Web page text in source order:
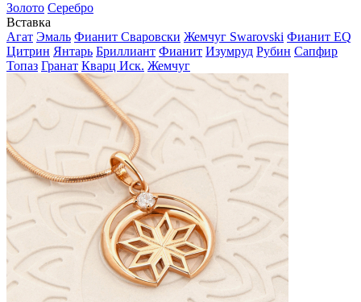
Золото Серебро
Вставка
Агат Эмаль Фианит Сваровски Жемчуг Swarovski Фианит EQ
Цитрин Янтарь Бриллиант Фианит Изумруд Рубин Сапфир
Топаз Гранат Кварц Иск. Жемчуг